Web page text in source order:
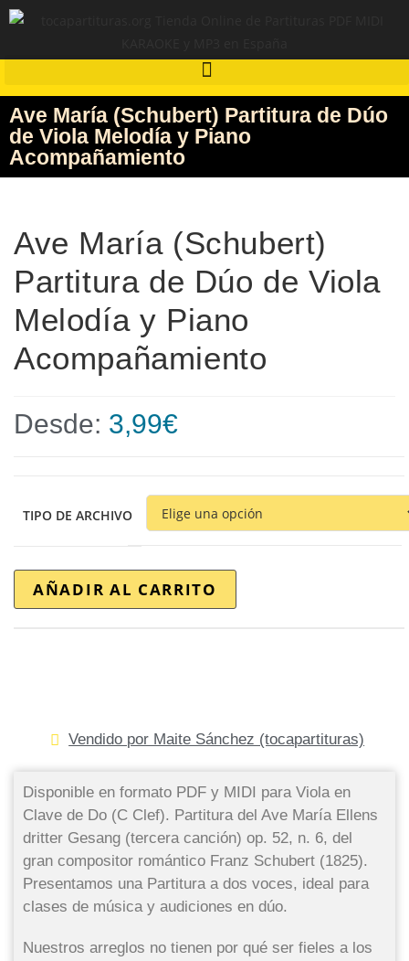
Ave María (Schubert) Partitura de Dúo
de Viola Melodía y Piano
Acompañamiento
Ave María (Schubert)
Partitura de Dúo de Viola
Melodía y Piano
Acompañamiento
Desde: 3,99€
TIPO DE ARCHIVO
AÑADIR AL CARRITO
Vendido por Maite Sánchez (tocapartituras)
Disponible en formato PDF y MIDI para Viola en
Clave de Do (C Clef). Partitura del Ave María Ellens
dritter Gesang (tercera canción) op. 52, n. 6, del
gran compositor romántico Franz Schubert (1825).
Presentamos una Partitura a dos voces, ideal para
clases de música y audiciones en dúo.
Nuestros arreglos no tienen por qué ser fieles a los